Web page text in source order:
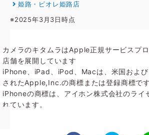
姫路・ピオレ姫路店
※2025年3月3日時点
カメラのキタムラはApple正規サービスプ
店舗を展開しています
iPhone、iPad、iPod、Macは、米国およ
されたApple,Inc.の商標または登録商標です
iPhoneの商標は、アイホン株式会社のライ
れています。